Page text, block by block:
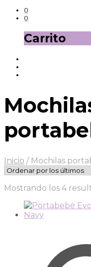
0
0
Carrito
Inicio / Mochilas
Mostrando los 4